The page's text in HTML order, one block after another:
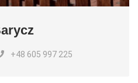
+48 605 997 225